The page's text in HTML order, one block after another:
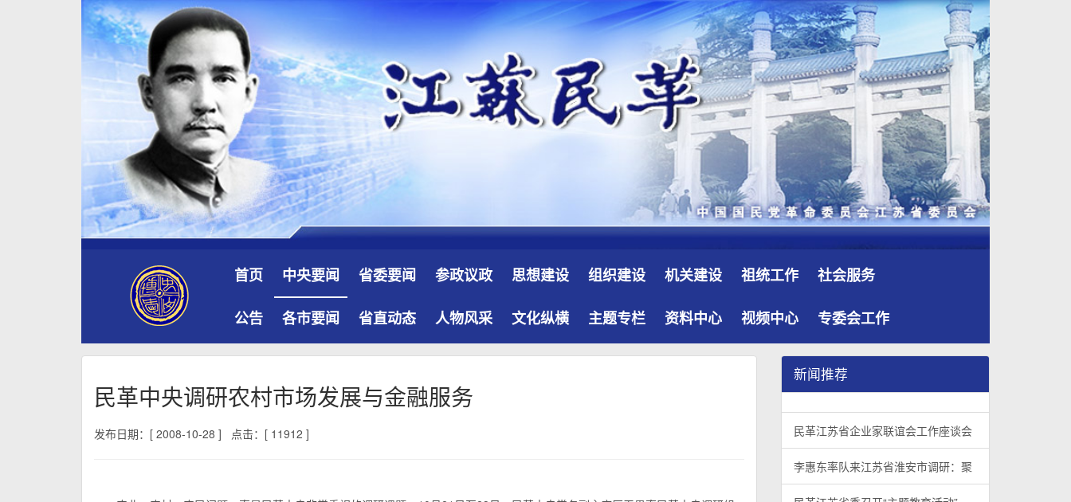
首页 中央要闻 省委要闻 参政议政 思想建设 组织建设 机关建设 祖统工作 社会服务
公告 各市要闻 省直动态 人物风采 文化纵横 主题专栏 资料中心 视频中心 专委会工作
民革中央调研农村市场发展与金融服务
发布日期：[ 2008-10-28 ] 点击：[ 11912 ]
新闻推荐
民革江苏省企业家联谊会工作座谈会在宁召开
1/3 李惠东率队来江苏省淮安市调研：聚焦民革党
2/3 民革江苏省委召开“主题教育活动” 领导班子民
3/3
民革江苏省企业家联谊会工作座谈会
李惠东率队来江苏省淮安市调研：聚